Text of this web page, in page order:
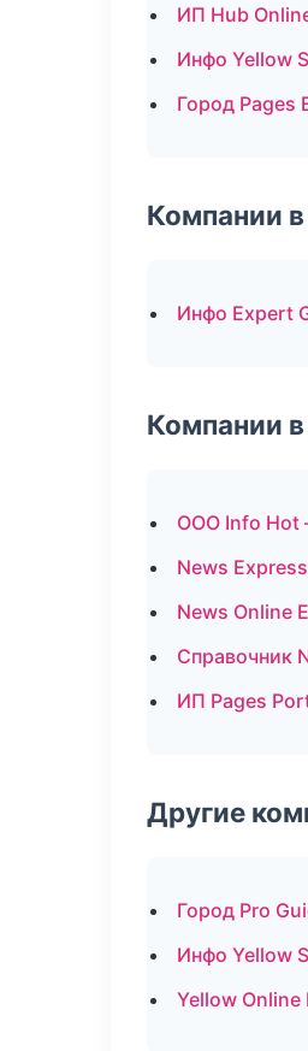
ИП Hub
Инфо Yellow
Город
Компании
Инфо Expert
Компании
ООО Info Hot
News
News Online
Справочник
ИП Pages
Другие
Город Pro
Инфо Yellow
Yellow